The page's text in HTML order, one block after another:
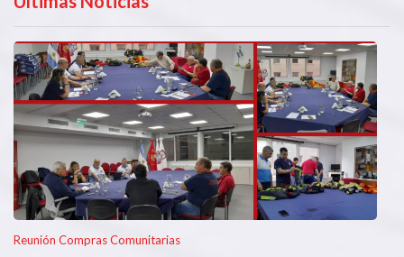
Reunión Compras Comunitarias